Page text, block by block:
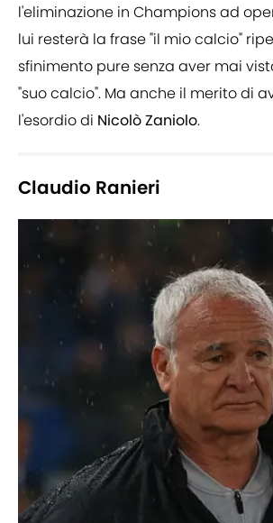
l'eliminazione in Champions ad
lui resterà la frase "il mio calcio"
sfinimento pure senza aver mai
"suo calcio". Ma anche il merito di
l'esordio di NicolòZaniolo.
Claudio Ranieri